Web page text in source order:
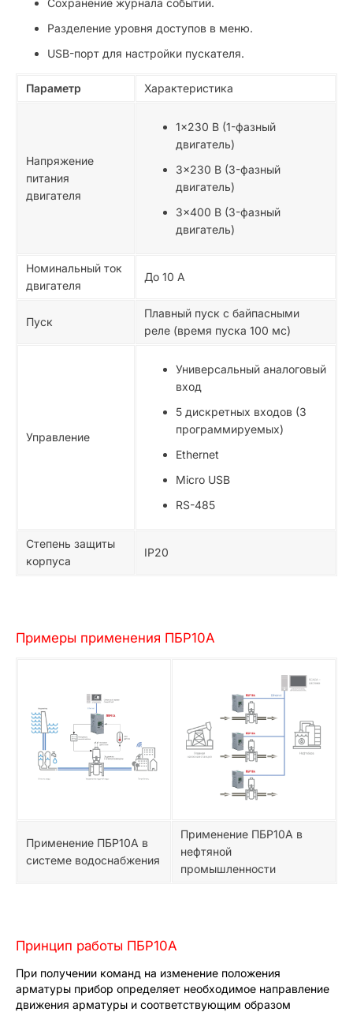
Сохранение журнала событий.
Разделение уровня доступов в меню.
USB-порт для настройки пускателя.
Параметр Характеристика
Напряжение
питания
двигателя
1×230 В (1-фазный
двигатель)
3×230 В (3-фазный
двигатель)
3×400 В (3-фазный
двигатель)
Номинальный ток
двигателя
До 10 А
Пуск
Плавный пуск с байпасными
реле (время пуска 100 мс)
Управление
Универсальный аналоговый
вход
5 дискретных входов (3
программируемых)
Ethernet
Micro USB
RS-485
Степень защиты
корпуса
IP20
Примеры применения ПБР10А
Применение ПБР10А в
системе водоснабжения
Применение ПБР10А в
нефтяной
промышленности
Принцип работы ПБР10А
При получении команд на изменение положения
арматуры прибор определяет необходимое направление
движения арматуры и соответствующим образом